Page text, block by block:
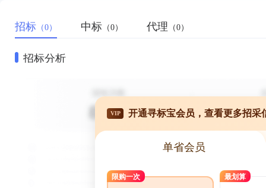
招标 （0） 中标 （0） 代理 （0）
招标分析
VIP 开通寻标宝会员，查看更多招采
单省会员
限购一次 最划算